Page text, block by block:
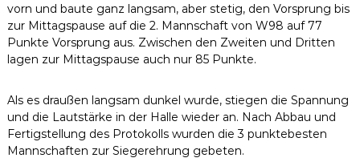
vorn und baute ganz langsam, aber stetig, den Vorsprung bis
zur Mittagspause auf die 2. Mannschaft von W98 auf 77
Punkte Vorsprung aus. Zwischen den Zweiten und Dritten
lagen zur Mittagspause auch nur 85 Punkte.
Als es draußen langsam dunkel wurde, stiegen die Spannung
und die Lautstärke in der Halle wieder an. Nach Abbau und
Fertigstellung des Protokolls wurden die 3 punktebesten
Mannschaften zur Siegerehrung gebeten.